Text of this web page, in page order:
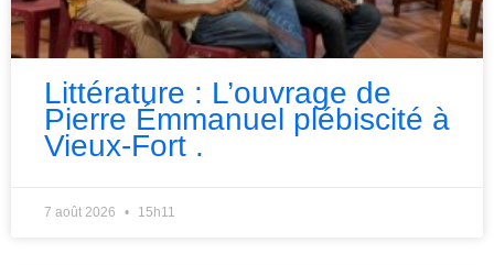
Littérature : L’ouvrage de
Pierre Émmanuel plébiscité à
Vieux-Fort .
7 août 2026 15h11